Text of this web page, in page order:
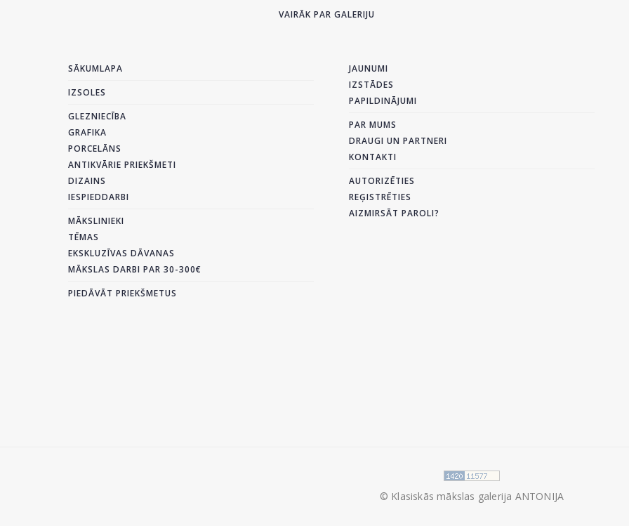
VAIRĀK PAR GALERIJU
SĀKUMLAPA
IZSOLES
GLEZNIECĪBA
GRAFIKA
PORCELĀNS
ANTIKVĀRIE PRIEKŠMETI
DIZAINS
IESPIEDDARBI
MĀKSLINIEKI
TĒMAS
EKSKLUZĪVAS DĀVANAS
MĀKSLAS DARBI PAR 30-300€
PIEDĀVĀT PRIEKŠMETUS
JAUNUMI
IZSTĀDES
PAPILDINĀJUMI
PAR MUMS
DRAUGI UN PARTNERI
KONTAKTI
AUTORIZĒTIES
REĢISTRĒTIES
AIZMIRSĀT PAROLI?
© Klasiskās mākslas galerija ANTONIJA